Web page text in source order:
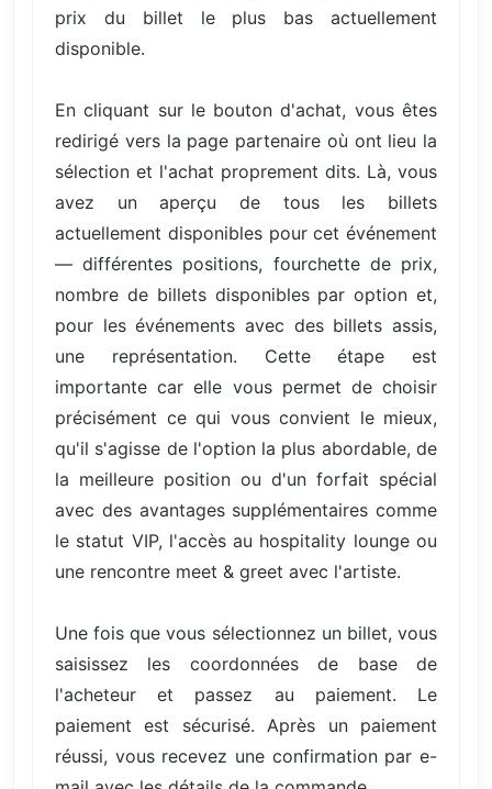
prix du billet le plus bas actuellement
disponible.
En cliquant sur le bouton d'achat, vous êtes
redirigé vers la page partenaire où ont lieu la
sélection et l'achat proprement dits. Là, vous
avez un aperçu de tous les billets
actuellement disponibles pour cet événement
— différentes positions, fourchette de prix,
nombre de billets disponibles par option et,
pour les événements avec des billets assis,
une représentation. Cette étape est
importante car elle vous permet de choisir
précisément ce qui vous convient le mieux,
qu'il s'agisse de l'option la plus abordable, de
la meilleure position ou d'un forfait spécial
avec des avantages supplémentaires comme
le statut VIP, l'accès au hospitality lounge ou
une rencontre meet & greet avec l'artiste.
Une fois que vous sélectionnez un billet, vous
saisissez les coordonnées de base de
l'acheteur et passez au paiement. Le
paiement est sécurisé. Après un paiement
réussi, vous recevez une confirmation par e-